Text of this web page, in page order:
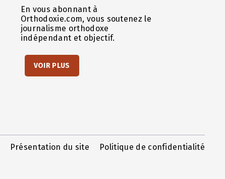
En vous abonnant à
Orthodoxie.com, vous soutenez le
journalisme orthodoxe
indépendant et objectif.
VOIR PLUS
Présentation du site Politique de confidentialité